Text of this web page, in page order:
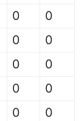
0
0
0
0
0
0
0
0
0
0